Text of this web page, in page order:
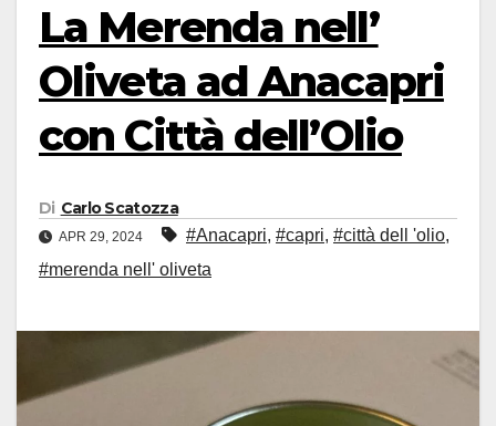
La Merenda nell’
Oliveta ad Anacapri
con Città dell’Olio
Di Carlo Scatozza
APR 29, 2024 #Anacapri, #capri, #città dell 'olio,
#merenda nell' oliveta